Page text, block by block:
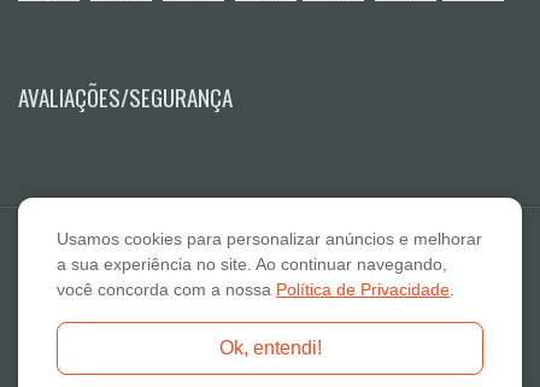
AVALIAÇÕES/SEGURANÇA
E A Lazaro Suplementos Alimentares ME - CNPJ: 19.789.048/0001-59
Fone: 18-3322 2132 - E-mail: atendimento@otimanutri.com.br
Usamos cookies para personalizar anúncios e melhorar
a sua experiência no site. Ao continuar navegando,
você concorda com a nossa Política de Privacidade
Ok, entendi!